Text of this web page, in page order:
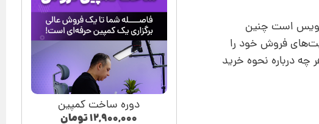
است چنین
فروش خود را
درباره نحوه خرید
دوره ساخت کمپین
۱۲,۹۰۰,۰۰۰تومان